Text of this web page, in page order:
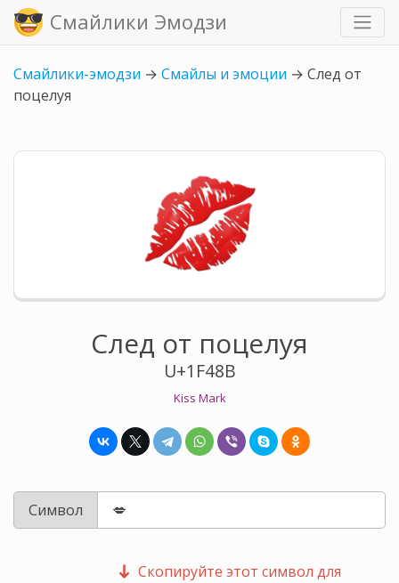
Смайлики Эмодзи
Смайлики-эмодзи → Смайлы и эмоции → След от
поцелуя
След от поцелуя
U+1F48B
Kiss Mark
Символ
Скопируйте этот символ для